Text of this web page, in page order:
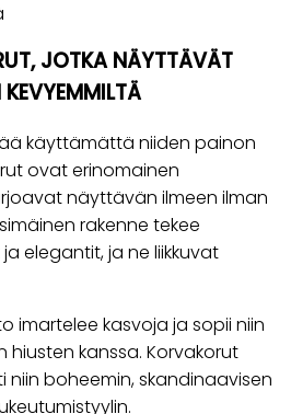
JOTKA NÄYTTÄVÄT
käyttämättä niiden painon
ovat erinomainen
näyttävän ilmeen ilman
rakenne tekee
elegantit, ja ne liikkuvat
imartelee kasvoja ja sopii niin
hiusten kanssa. Korvakorut
niin boheemin, skandinaavisen